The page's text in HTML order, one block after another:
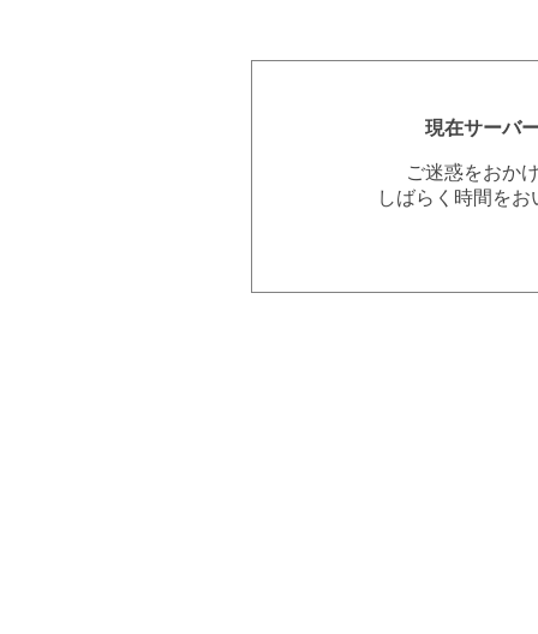
現在サーバ
ご迷惑をおか
しばらく時間を